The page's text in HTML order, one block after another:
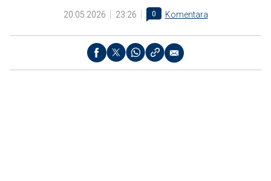
20.05.2026 23:26 0 Komentara